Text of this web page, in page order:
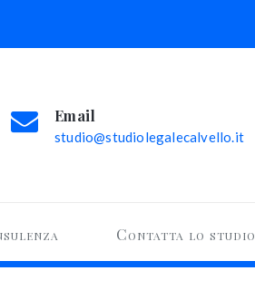
Email
studio@studiolegalecalvello.it
Contatta lo studio